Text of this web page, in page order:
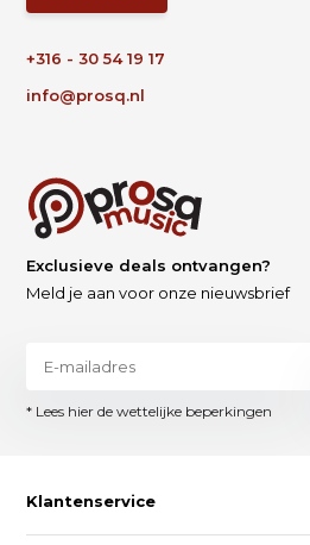
+316 - 30 54 19 17
info@prosq.nl
Exclusieve deals ontvangen?
Meld je aan voor onze nieuwsbrief
* Lees hier de wettelijke beperkingen
Klantenservice